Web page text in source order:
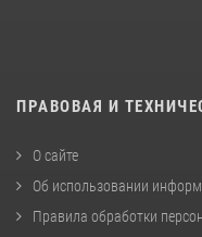
ПРАВОВАЯ И
О сайте
Об использовании
Правила обработки